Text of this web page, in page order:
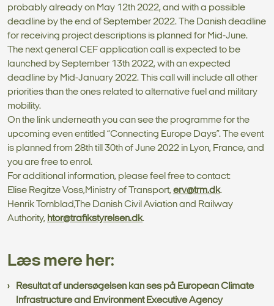
probably already on May 12th 2022, and with a possible
deadline by the end of September 2022. The Danish deadline
for receiving project descriptions is planned for Mid-June.
The next general CEF application call is expected to be
launched by September 13th 2022, with an expected
deadline by Mid-January 2022. This call will include all other
priorities than the ones related to alternative fuel and military
mobility.
On the link underneath you can see the programme for the
upcoming even entitled “Connecting Europe Days”. The event
is planned from 28th till 30th of June 2022 in Lyon, France, and
you are free to enrol.
For additional information, please feel free to contact:
Elise Regitze Voss,Ministry of Transport, erv@trm.dk.
Henrik Tornblad,The Danish Civil Aviation and Railway
Authority, htor@trafikstyrelsen.dk.
Læs mere her:
Resultat af undersøgelsen kan ses på European Climate
Infrastructure and Environment Executive Agency